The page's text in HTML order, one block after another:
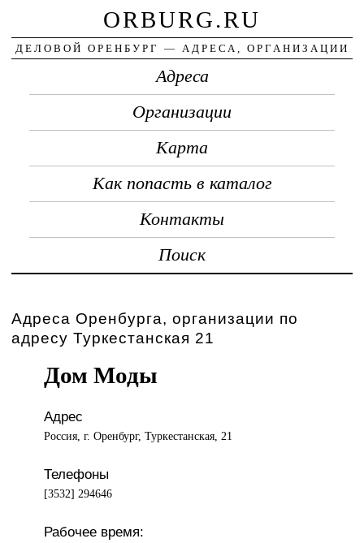
ORBURG.RU
ДЕЛОВОЙ ОРЕНБУРГ — АДРЕСА, ОРГАНИЗАЦИИ
Адреса
Организации
Карта
Как попасть в каталог
Контакты
Поиск
Адреса Оренбурга, организации по
адресу Туркестанская 21
Дом Моды
Адрес
Россия, г. Оренбург, Туркестанская, 21
Телефоны
[3532] 294646
Рабочее время: